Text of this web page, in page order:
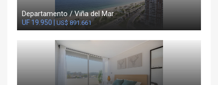
Departamento / Viña del Mar
UF 19.950 | US$ 891.661